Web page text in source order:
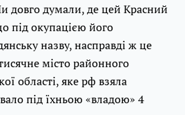
довго думали, де цей Красний
під окупацією його
назву, насправді ж це
місто районного
області, яке рф взяла
під їхньою «владою» 4